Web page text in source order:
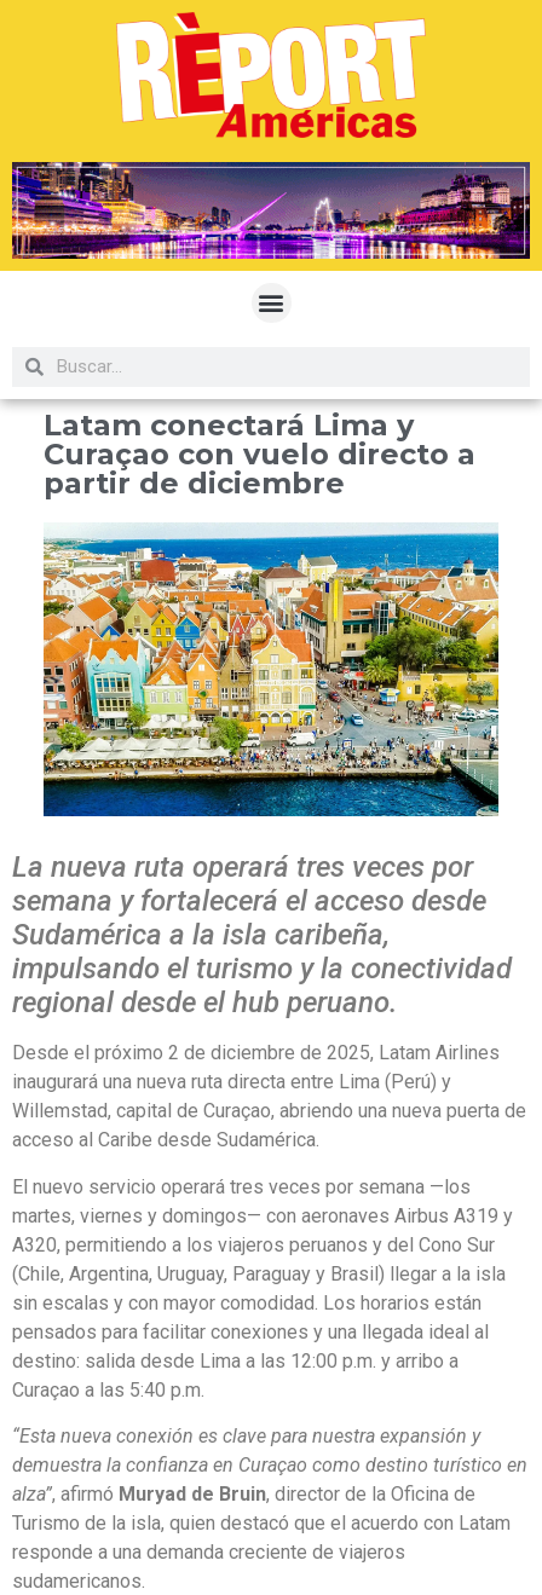
Latam conectará Lima y
Curaçao con vuelo directo a
partir de diciembre
La nueva ruta operará tres veces por
semana y fortalecerá el acceso desde
Sudamérica a la isla caribeña,
impulsando el turismo y la conectividad
regional desde el hub peruano.
Desde el próximo 2 de diciembre de 2025, Latam Airlines
inaugurará una nueva ruta directa entre Lima (Perú) y
Willemstad, capital de Curaçao, abriendo una nueva puerta de
acceso al Caribe desde Sudamérica.
El nuevo servicio operará tres veces por semana —los
martes, viernes y domingos— con aeronaves Airbus A319 y
A320, permitiendo a los viajeros peruanos y del Cono Sur
(Chile, Argentina, Uruguay, Paraguay y Brasil) llegar a la isla
sin escalas y con mayor comodidad. Los horarios están
pensados para facilitar conexiones y una llegada ideal al
destino: salida desde Lima a las 12:00 p.m. y arribo a
Curaçao a las 5:40 p.m.
“Esta nueva conexión es clave para nuestra expansión y
demuestra la confianza en Curaçao como destino turístico en
alza”, afirmó Muryad de Bruin, director de la Oficina de
Turismo de la isla, quien destacó que el acuerdo con Latam
responde a una demanda creciente de viajeros
sudamericanos.